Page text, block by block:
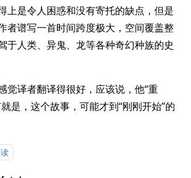
上是令人困惑和没有寄托的缺点，但是
者谱写一首时间跨度极大，空间覆盖整
于人类、异鬼、龙等各种奇幻种族的史
觉译者翻译得很好，应该说，他“重
是，这个故事，可能才到“刚刚开始”的